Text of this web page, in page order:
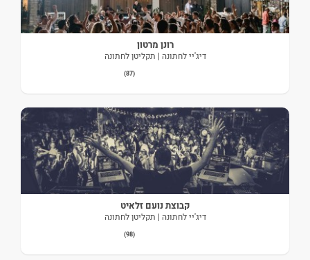
רונן מרטון
דיג'יי לחתונה | תקליטן לחתונה
(87)
קבוצת נועם זלאיט
דיג'יי לחתונה | תקליטן לחתונה
(98)